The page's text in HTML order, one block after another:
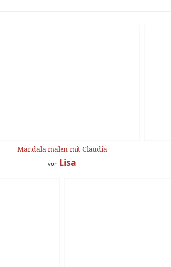
Mandala malen mit Claudia
von Lisa